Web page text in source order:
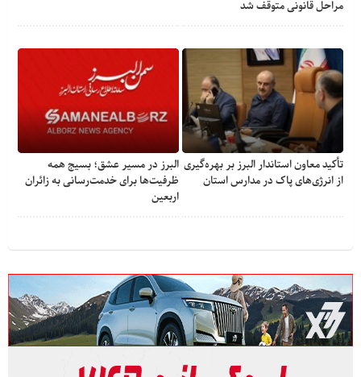
مراحل قانونی متوقف شد
تأکید معاون استاندار البرز بر بهره‌گیری
از انرژی‌های پاک در مدارس استان
البرز در مسیر عشق؛ بسیج همه
ظرفیت‌ها برای خدمت‌رسانی به زائران
اربعین